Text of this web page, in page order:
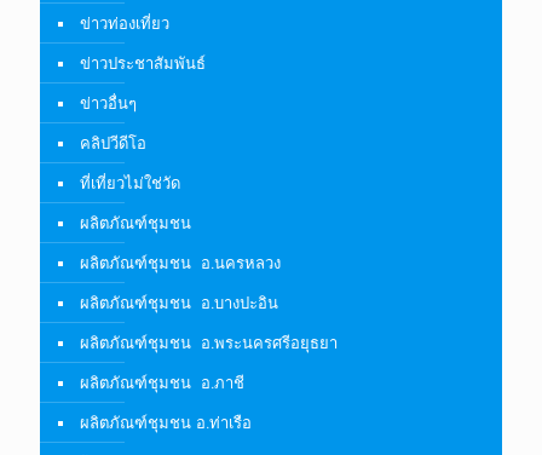
ข่าวท่องเที่ยว
ข่าวประชาสัมพันธ์
ข่าวอื่นๆ
คลิปวีดีโอ
ที่เที่ยวไม่ใช่วัด
ผลิตภัณฑ์ชุมชน
ผลิตภัณฑ์ชุมชน อ.นครหลวง
ผลิตภัณฑ์ชุมชน อ.บางปะอิน
ผลิตภัณฑ์ชุมชน อ.พระนครศรีอยุธยา
ผลิตภัณฑ์ชุมชน อ.ภาชี
ผลิตภัณฑ์ชุมชน อ.ท่าเรือ